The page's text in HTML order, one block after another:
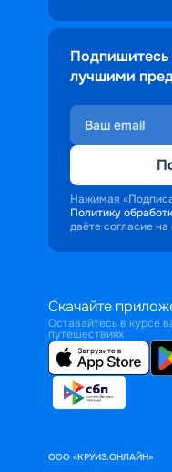
Подпишитесь
лучшими
Нажимая
Политику
даёте согласие
Скачайте
Оставайтесь в курсе
путешествиях
ООО «КРУИЗ.ОНЛАЙН»